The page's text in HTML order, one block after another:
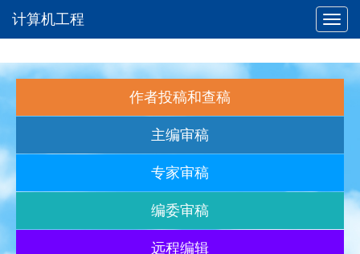
计算机工程
作者投稿和查稿
主编审稿
专家审稿
编委审稿
远程编辑